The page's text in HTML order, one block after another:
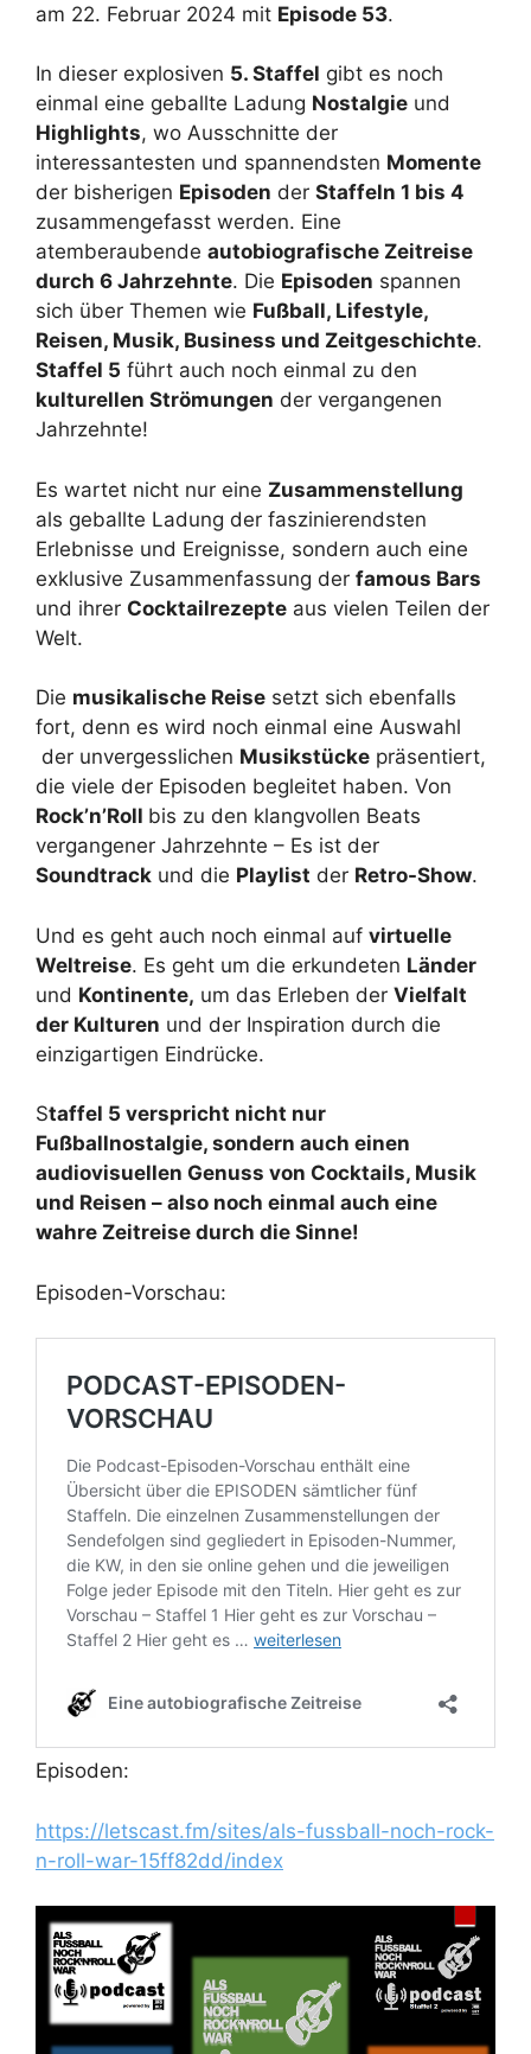
am 22. Februar 2024 mit Episode 53.
In dieser explosiven 5. Staffel gibt es noch
einmal eine geballte Ladung Nostalgie und
Highlights, wo Ausschnitte der
interessantesten und spannendsten Momente
der bisherigen Episoden der Staffeln 1 bis 4
zusammengefasst werden. Eine
atemberaubende autobiografische Zeitreise
durch 6 Jahrzehnte. Die Episoden spannen
sich über Themen wie Fußball, Lifestyle,
Reisen, Musik, Business und Zeitgeschichte.
Staffel 5 führt auch noch einmal zu den
kulturellen Strömungen der vergangenen
Jahrzehnte!
Es wartet nicht nur eine Zusammenstellung
als geballte Ladung der faszinierendsten
Erlebnisse und Ereignisse, sondern auch eine
exklusive Zusammenfassung der famous Bars
und ihrer Cocktailrezepte aus vielen Teilen der
Welt.
Die musikalische Reise setzt sich ebenfalls
fort, denn es wird noch einmal eine Auswahl
der unvergesslichen Musikstücke präsentiert,
die viele der Episoden begleitet haben. Von
Rock’n’Roll bis zu den klangvollen Beats
vergangener Jahrzehnte – Es ist der
Soundtrack und die Playlist der Retro-Show.
Und es geht auch noch einmal auf virtuelle
Weltreise. Es geht um die erkundeten Länder
und Kontinente, um das Erleben der Vielfalt
der Kulturen und der Inspiration durch die
einzigartigen Eindrücke.
Staffel 5 verspricht nicht nur
Fußballnostalgie, sondern auch einen
audiovisuellen Genuss von Cocktails, Musik
und Reisen – also noch einmal auch eine
wahre Zeitreise durch die Sinne!
Episoden-Vorschau:
Episoden:
https://letscast.fm/sites/als-fussball-noch-rock-
n-roll-war-15ff82dd/index